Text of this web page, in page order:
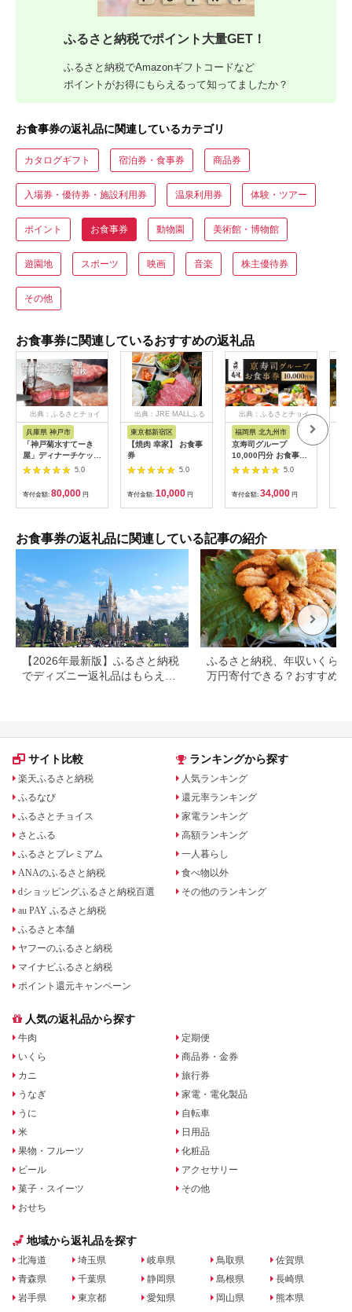
ふるさと納税でポイント大量GET！
ふるさと納税でAmazonギフトコードなど
ポイントがお得にもらえるって知ってましたか？
お食事券の返礼品に関連しているカテゴリ
カタログギフト 宿泊券・食事券 商品券
入場券・優待券・施設利用券 温泉利用券 体験・ツアー
ポイント お食事券 動物園 美術館・博物館
遊園地 スポーツ 映画 音楽 株主優待券
その他
お食事券に関連しているおすすめの返礼品
出典：ふるさとチョイ
兵庫県 神戸市
「神戸菊水すてーき
屋」ディナーチケット
（2枚）
5.0
寄付金額: 80,000 円
出典：JRE MALLふる
東京都新宿区
【焼肉 幸家】 お食事
券
5.0
寄付金額: 10,000 円
出典：ふるさとチョイ
福岡県 北九州市
京寿司グループ
10,000円分 お食事券
1000円×10枚 食事チ
ケット チケット 寿司
福岡県 北九州市
5.0
寄付金額: 34,000 円
お食事券の返礼品に関連している記事の紹介
【2026年最新版】ふるさと納税
でディズニー返礼品はもらえ
ふるさと納税、年収いくらで
万円寄付できる？おすすめ返
サイト比較
楽天ふるさと納税
ふるなび
ふるさとチョイス
さとふる
ふるさとプレミアム
ANAのふるさと納税
dショッピングふるさと納税百選
au PAY ふるさと納税
ふるさと本舗
ヤフーのふるさと納税
マイナビふるさと納税
ポイント還元キャンペーン
ランキングから探す
人気ランキング
還元率ランキング
家電ランキング
高額ランキング
一人暮らし
食べ物以外
その他のランキング
人気の返礼品から探す
牛肉
いくら
カニ
うなぎ
うに
米
果物・フルーツ
ビール
菓子・スイーツ
おせち
定期便
商品券・金券
旅行券
家電・電化製品
自転車
日用品
化粧品
アクセサリー
その他
地域から返礼品を探す
北海道
青森県
岩手県
埼玉県
千葉県
東京都
岐阜県
静岡県
愛知県
鳥取県
島根県
岡山県
佐賀県
長崎県
熊本県